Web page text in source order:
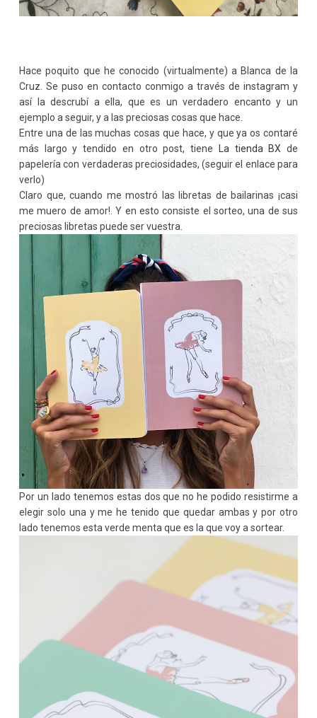
Hace poquito que he conocido (virtualmente) a Blanca de la
Cruz. Se puso en contacto conmigo a través de instagram y
así la descrubí a ella, que es un verdadero encanto y un
ejemplo a seguir, y a las preciosas cosas que hace.
Entre una de las muchas cosas que hace, y que ya os contaré
más largo y tendido en otro post, tiene
La tienda BX de
papelería con verdaderas preciosidades, (seguir el enlace para
verlo)
Claro que, cuando me mostró las libretas de bailarinas ¡casi
me muero de amor!. Y en esto consiste el sorteo, una de sus
preciosas libretas puede ser vuestra.
Por un lado tenemos estas dos que no he podido resistirme a
elegir solo una y me he tenido que quedar ambas y por otro
lado tenemos esta verde menta que es la que voy a sortear.